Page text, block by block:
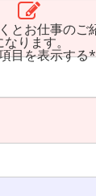
とお仕事のご
なります。
目を表示する